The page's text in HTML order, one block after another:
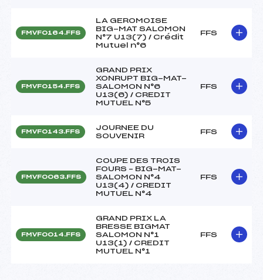
FMVF0164.FFS
LA GEROMOISE
BIG-MAT SALOMON
N°7 U13(7) / Crédit
Mutuel n°6
FFS
FMVF0154.FFS
GRAND PRIX
XONRUPT BIG-MAT-
SALOMON N°6
U13(6) / CREDIT
MUTUEL N°5
FFS
FMVF0143.FFS
JOURNEE DU
SOUVENIR
FFS
FMVF0063.FFS
COUPE DES TROIS
FOURS – BIG-MAT-
SALOMON N°4
U13(4) / CREDIT
MUTUEL N°4
FFS
FMVF0014.FFS
GRAND PRIX LA
BRESSE BIGMAT
SALOMON N°1
U13(1) / CREDIT
MUTUEL N°1
FFS